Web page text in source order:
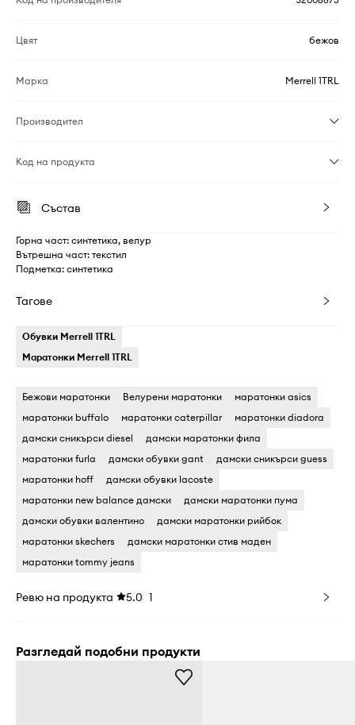
Цвят бежов
Марка Merrell 1TRL
Производител
Код на продукта
Състав
Горна част: синтетика, велур
Вътрешна част: текстил
Подметка: синтетика
Тагове
Обувки Merrell 1TRL
Маратонки Merrell 1TRL
Бежови маратонки Велурени маратонки
маратонки asics
маратонки buffalo
маратонки caterpillar
маратонки diadora
дамски сникърси diesel
дамски маратонки фила
маратонки furla
дамски обувки gant
дамски сникърси guess
маратонки hoff
дамски обувки lacoste
маратонки new balance дамски
дамски маратонки пума
дамски обувки валентино
дамски маратонки рийбок
маратонки skechers
дамски маратонки стив маден
маратонки tommy jeans
Ревю на продукта 5.0 1
Разгледай подобни продукти